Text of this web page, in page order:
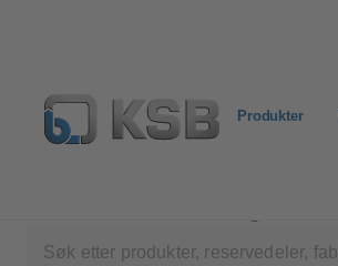
Produkter